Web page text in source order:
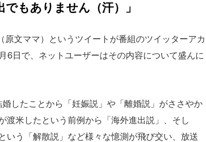
でもありません（汗）」
文ママ）というツイートが番組のツイッターアカ
6日で、ネットユーザーはその内容について盛んに
したことから「妊娠説」や「離婚説」がささやか
渡米したという前例から「海外進出説」、そし
いう「解散説」など様々な憶測が飛び交い、放送